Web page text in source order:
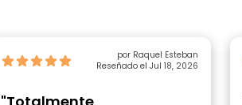
por Raquel Esteban
Reseñado el Jul 18, 2026